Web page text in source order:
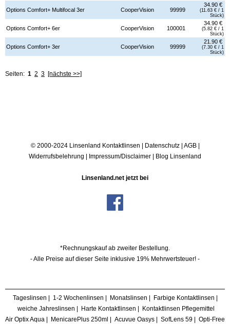
Options Comfort+ Multifocal 3er CooperVision 99999
34.90 €
(11.63 € / 1
Stück)
Options Comfort+ 6er CooperVision 100001
34.90 €
(5.82 € / 1
Stück)
Options Comfort+ 3er CooperVision 99999
21.90 €
(7.30 € / 1
Stück)
Seiten: 1 2 3 [nächste >>]
© 2000-2024 Linsenland Kontaktlinsen | Datenschutz| AGB|
Widerrufsbelehrung | Impressum/Disclaimer | Blog Linsenland
Linsenland.net jetzt bei
*Rechnungskauf ab zweiter Bestellung.
- Alle Preise auf dieser Seite inklusive 19% Mehrwertsteuer! -
Tageslinsen 1-2 Wochenlinsen Monatslinsen Farbige Kontaktlinsen
weiche Jahreslinsen
Harte Kontaktlinsen
Kontaktlinsen Pflegemittel
Air Optix Aqua
MenicarePlus 250ml Acuvue Oasys SofLens 59 Opti-Free